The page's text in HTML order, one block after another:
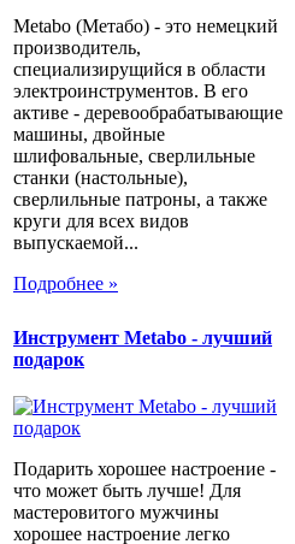
Metabo (Метабо) - это немецкий
производитель,
специализирущийся в области
электроинструментов. В его
активе - деревообрабатывающие
машины, двойные
шлифовальные, сверлильные
станки (настольные),
сверлильные патроны, а также
круги для всех видов
выпускаемой...
Подробнее »
Инструмент Metabo - лучший
подарок
Подарить хорошее настроение -
что может быть лучше! Для
мастеровитого мужчины
хорошее настроение легко